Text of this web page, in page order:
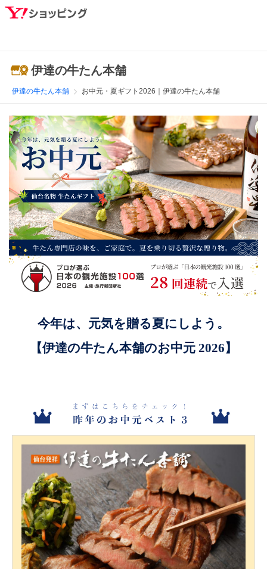
伊達の牛たん本舗
伊達の牛たん本舗 お中元・夏ギフト2026｜伊達の牛たん本舗
今年は、元気を贈る夏にしよう。
【伊達の牛たん本舗のお中元 2026】